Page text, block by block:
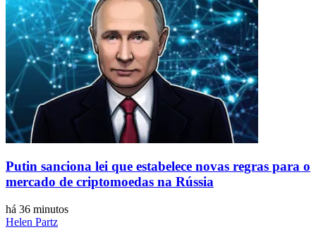
Putin sanciona lei que estabelece novas regras para o
mercado de criptomoedas na Rússia
há 36 minutos
Helen Partz